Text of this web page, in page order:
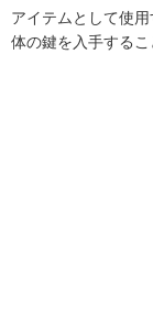
アイテムとして使
体の鍵を入手するこ